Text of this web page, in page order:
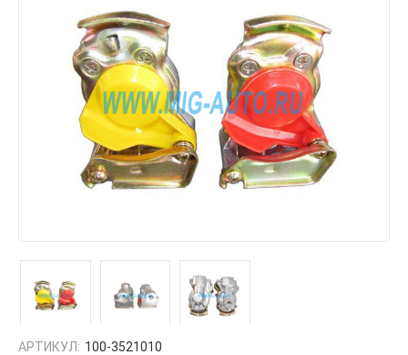
АРТИКУЛ: 100-3521010